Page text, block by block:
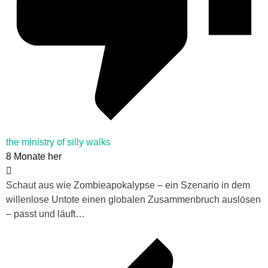
the ministry of silly walks
8 Monate her
Schaut aus wie Zombieapokalypse – ein Szenario in dem
willenlose Untote einen globalen Zusammenbruch auslösen
– passt und läuft…